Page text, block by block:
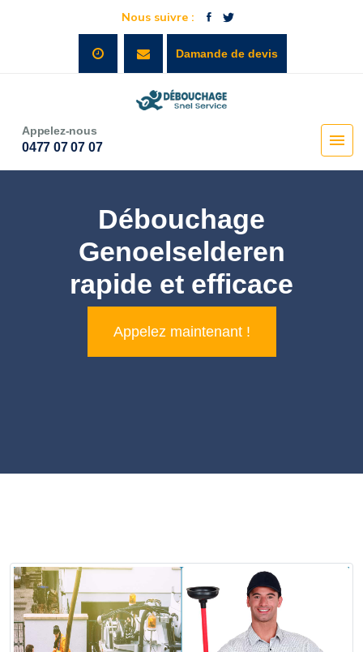
Nous suivre :
Damande de devis
Appelez-nous
0477 07 07 07
Débouchage
Genoelselderen
rapide et efficace
Appelez maintenant !